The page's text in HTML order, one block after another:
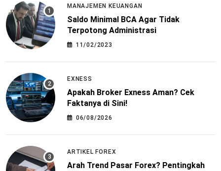
MANAJEMEN KEUANGAN
Saldo Minimal BCA Agar Tidak
Terpotong Administrasi
11/02/2023
EXNESS
Apakah Broker Exness Aman? Cek
Faktanya di Sini!
06/08/2026
ARTIKEL FOREX
Arah Trend Pasar Forex? Pentingkah